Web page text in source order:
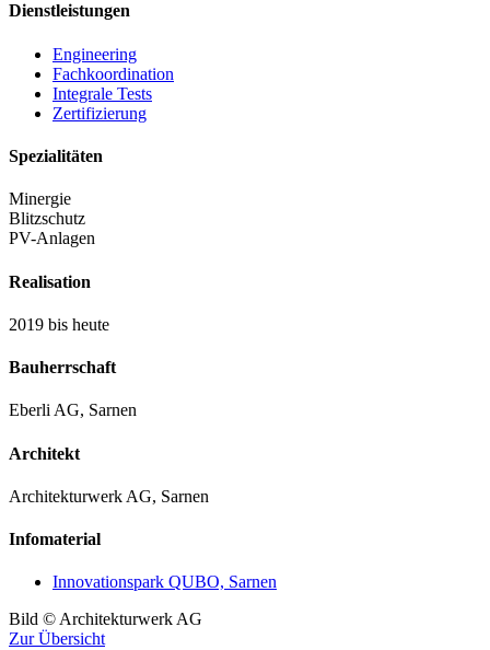
Dienstleistungen
Engineering
Fachkoordination
Integrale Tests
Zertifizierung
Spezialitäten
Minergie
Blitzschutz
PV-Anlagen
Realisation
2019 bis heute
Bauherrschaft
Eberli AG, Sarnen
Architekt
Architekturwerk AG, Sarnen
Infomaterial
Innovationspark QUBO, Sarnen
Bild © Architekturwerk AG
Zur Übersicht